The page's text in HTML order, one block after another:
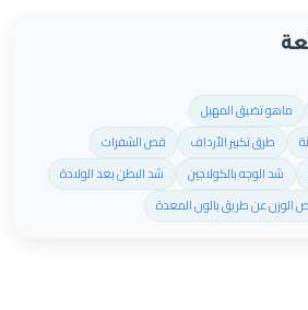
ماهو تضيق المهبل
طرق تكبير الأرداف
قص الشفرات
شد الوجه بالكولاجين
شد البطن بعد الولادة
الوزن عن طريق بالون المعدة